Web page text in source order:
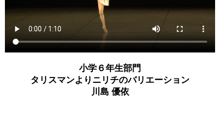
小学６年生部門
タリスマンよりニリチのバリエーション
川島 優依